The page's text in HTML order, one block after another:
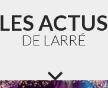
LES ACTUS
DE LARRÉ